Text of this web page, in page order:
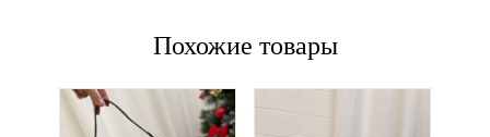
Похожие товары